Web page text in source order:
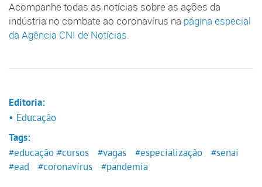
Acompanhe todas as notícias sobre as ações da
indústria no combate ao coronavírus na página especial
da Agência CNI de Notícias.
Editoria:
• Educação
Tags:
#educação #cursos #vagas #especialização
#senai
#ead
#coronavírus #pandemia